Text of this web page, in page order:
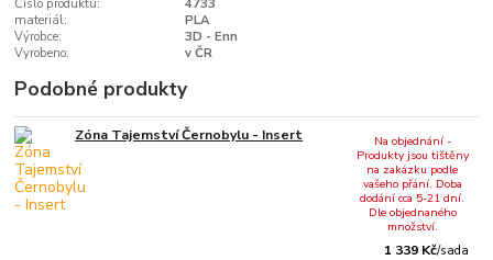
Číslo produktu:
4733
materiál:
PLA
Výrobce:
3D - Enn
Vyrobeno:
v ČR
Podobné produkty
Zóna Tajemství Černobylu - Insert
1 339 Kč/sada
Na objednání -
Produkty jsou tištěny
na zakázku podle
vašeho přání. Doba
dodání cca 5-21 dní.
Dle objednaného
množství.